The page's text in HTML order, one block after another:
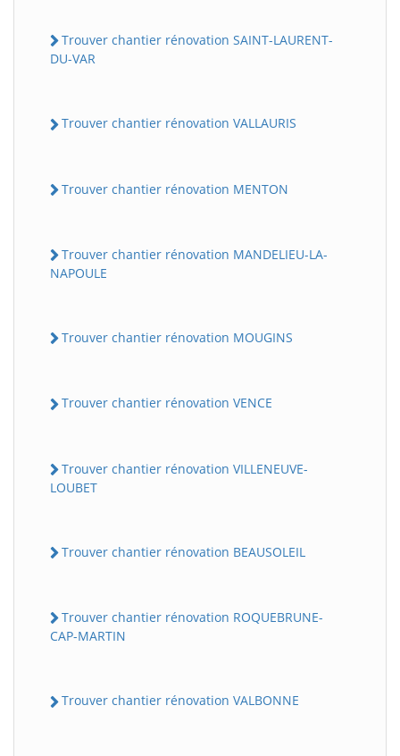
Trouver chantier rénovation SAINT-LAURENT-
DU-VAR
Trouver chantier rénovation VALLAURIS
Trouver chantier rénovation MENTON
Trouver chantier rénovation MANDELIEU-LA-
NAPOULE
Trouver chantier rénovation MOUGINS
Trouver chantier rénovation VENCE
Trouver chantier rénovation VILLENEUVE-
LOUBET
Trouver chantier rénovation BEAUSOLEIL
Trouver chantier rénovation ROQUEBRUNE-
CAP-MARTIN
Trouver chantier rénovation VALBONNE